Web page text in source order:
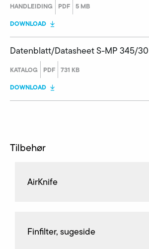
HANDLEIDING PDF 5 MB
DOWNLOAD
Datenblatt/Datasheet S-MP 345/30
KATALOG PDF 731 KB
DOWNLOAD
Tilbehør
AirKnife
Finfilter, sugeside